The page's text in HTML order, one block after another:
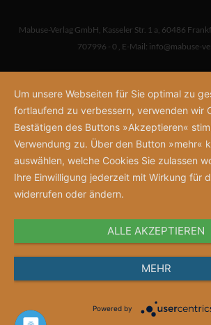
Mabuse-Verlag GmbH, Kasseler Str. 1 a, 60486
707996 - 0 , E-Mail: info@mabuse-
Um unsere Webseiten für Sie optimal zu
fortlaufend zu verbessern, verwenden wir
Bestätigen des Buttons »Akzeptieren«
Verwendung zu. Über den Button »mehr«
auswählen, welche Cookies Sie zulassen
Ihre Einwilligung jederzeit mit Wirkung für
widerrufen oder ändern.
ALLE AKZEPTIEREN
MEHR
Powered by